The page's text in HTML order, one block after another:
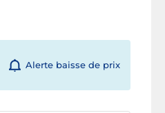
Alerte baisse de prix